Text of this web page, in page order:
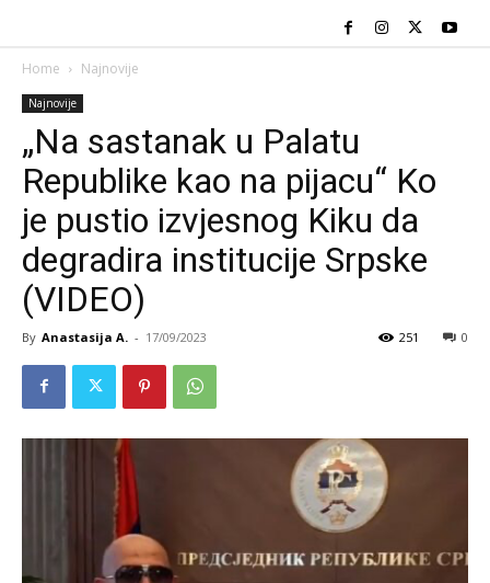
Home Najnovije
Najnovije
„Na sastanak u Palatu
Republike kao na pijacu“ Ko
je pustio izvjesnog Kiku da
degradira institucije Srpske
(VIDEO)
By Anastasija A. - 17/09/2023 0
251